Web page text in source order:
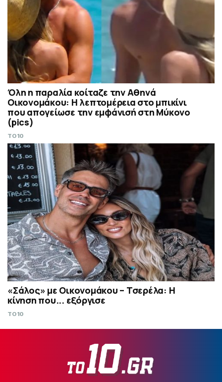
Όλη η παραλία κοίταζε την Αθηνά
Οικονομάκου: Η λεπτομέρεια στο μπικίνι
που απογείωσε την εμφάνισή στη Μύκονο
(pics)
TO10
«Σάλος» με Οικονομάκου – Τσερέλα: Η
κίνηση που... εξόργισε
TO10